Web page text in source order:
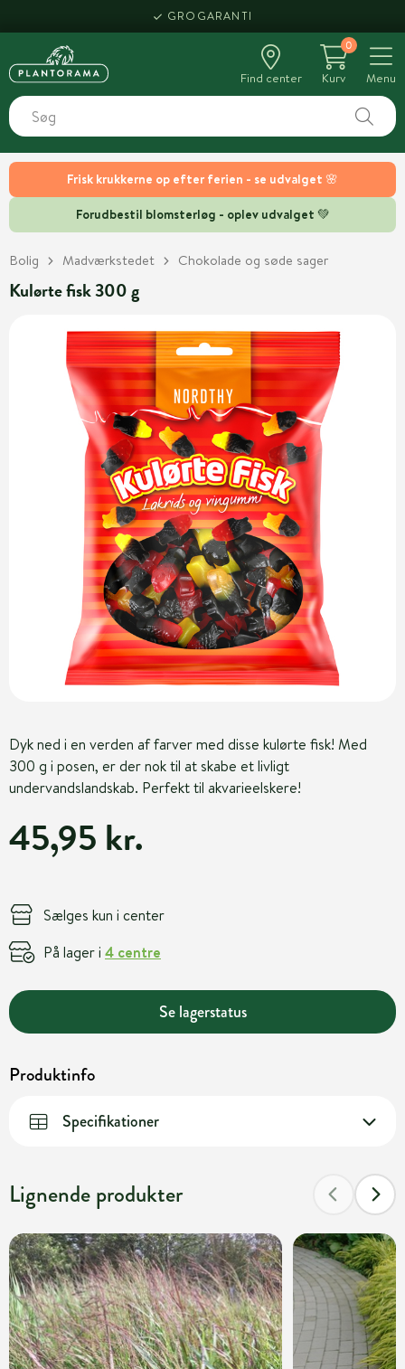
Frisk krukkerne op efter ferien - se udvalget 🌸
Forudbestil blomsterløg - oplev udvalget 💚
GROGARANTI
Find center
0
Kurv
Menu
Bolig Madværkstedet Chokolade og søde sager
Kulørte fisk 300 g
Dyk ned i en verden af farver med disse kulørte fisk! Med
300 g i posen, er der nok til at skabe et livligt
undervandslandskab. Perfekt til akvarieelskere!
45,95 kr.
Sælges kun i center
På lager i 4 centre
Se lagerstatus
Produktinfo
Specifikationer
Lignende produkter